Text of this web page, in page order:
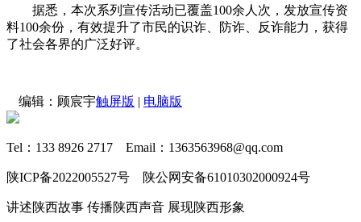
据悉，本次系列宣传活动已覆盖100余人次，发放宣传资
料100余份，有效提升了市民的识诈、防诈、反诈能力，获得
了社会各界的广泛好评。
编辑：顾宸宇触屏版 | 电脑版
Tel：133 8926 2717 Email：1363563968@qq.com
陕ICP备2022005527号 陕公网安备61010302000924号
讲述陕西故事 传播陕西声音 展现陕西形象